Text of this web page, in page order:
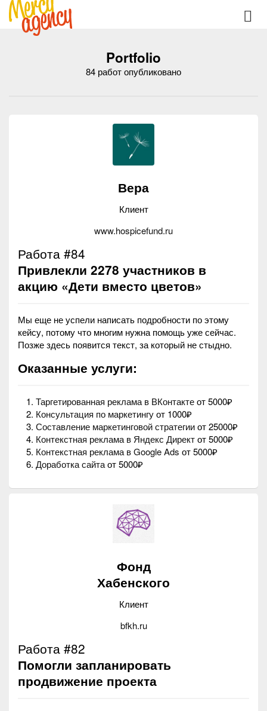
Portfolio
84 работ опубликовано
Вера
Клиент
www.hospicefund.ru
Работа #84
Привлекли 2278 участников в
акцию «Дети вместо цветов»
Мы еще не успели написать подробности по этому
кейсу, потому что многим нужна помощь уже сейчас.
Позже здесь появится текст, за который не стыдно.
Оказанные услуги:
Таргетированная реклама в ВКонтактеот 5000₽
Консультация по маркетингуот 1000₽
Составление маркетинговой стратегииот 25000₽
Контекстная реклама в Яндекс Директот 5000₽
Контекстная реклама в Google Ads от 5000₽
Доработка сайтаот 5000₽
Фонд
Хабенского
Клиент
bfkh.ru
Работа #82
Помогли запланировать
продвижение проекта